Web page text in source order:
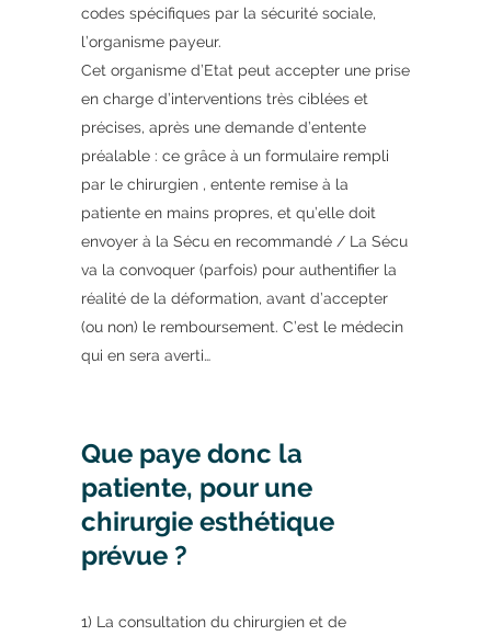
codes spécifiques par la sécurité sociale,
l’organisme payeur.
Cet organisme d’Etat peut accepter une prise
en charge d’interventions très ciblées et
précises, après une demande d’entente
préalable : ce grâce à un formulaire rempli
par le chirurgien , entente remise à la
patiente en mains propres, et qu’elle doit
envoyer à la Sécu en recommandé / La Sécu
va la convoquer (parfois) pour authentifier la
réalité de la déformation, avant d’accepter
(ou non) le remboursement. C’est le médecin
qui en sera averti…
Que paye donc la
patiente, pour une
chirurgie esthétique
prévue ?
1) La consultation du chirurgien et de